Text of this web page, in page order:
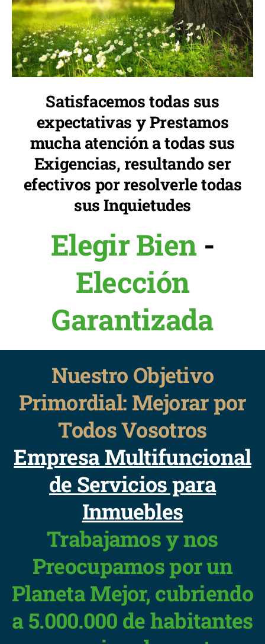
Satisfacemos todas sus
expectativas y Prestamos
mucha atención a todas sus
Exigencias, resultando ser
efectivos por resolverle todas
sus Inquietudes
Elegir Bien -
Elección
Garantizada
Nuestro Objetivo
Primordial: Mejorar por
Todos Vosotros
Empresa Multifuncional
de Servicios para
Inmuebles
Trabajamos y nos
Preocupamos por un
Planeta Mejor, cubriendo
a 5.000.000 de habitantes